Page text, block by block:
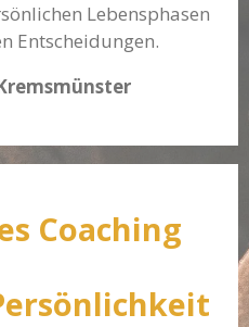
Lebensphasen
Entscheidungen.
Coaching